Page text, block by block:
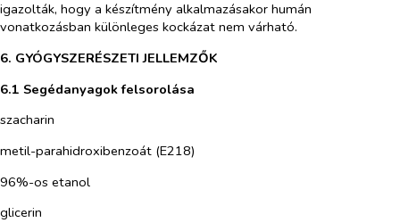
igazolták, hogy a készítmény alkalmazásakor humán
vonatkozásban különleges kockázat nem várható.
6. GYÓGYSZERÉSZETI JELLEMZŐK
6.1 Segédanyagok felsorolása
szacharin
metil-parahidroxibenzoát (E218)
96%-os etanol
glicerin